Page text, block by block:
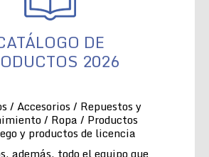
DE
2026
/ Accesorios / Repuestos y
/ Ropa / Productos
y productos de licencia
además, todo el equipo que